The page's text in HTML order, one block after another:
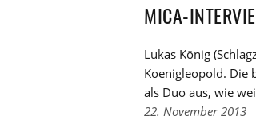
MICA-
Lukas König
Koenigleopold. Die
als Duo aus, wie
22. November 2013